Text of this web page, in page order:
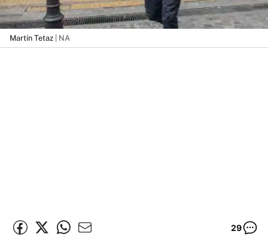
Martín Tetaz | NA
29